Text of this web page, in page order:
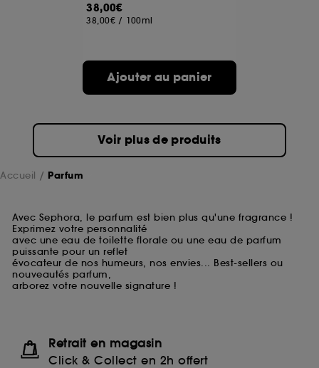
38,00€
38,00€ / 100ml
Ajouter au panier
Voir plus de produits
Accueil Parfum
Avec Sephora, le parfum est bien plus qu'une fragrance !
Exprimez votre personnalité
avec une eau de toilette florale ou une eau de parfum
puissante pour un reflet
évocateur de nos humeurs, nos envies... Best-sellers ou
nouveautés parfum,
arborez votre nouvelle signature !
Retrait en magasin
Click & Collect en 2h offert